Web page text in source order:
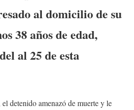
al domicilio de su
38 años de edad,
al 25 de esta
detenido amenazó de muerte y le